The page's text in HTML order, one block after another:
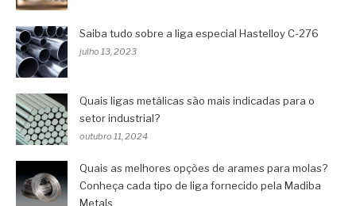
Saiba tudo sobre a liga especial Hastelloy C-276
julho 13, 2023
Quais ligas metálicas são mais indicadas para o
setor industrial?
outubro 11, 2024
Quais as melhores opções de arames para molas?
Conheça cada tipo de liga fornecido pela Madiba
Metals